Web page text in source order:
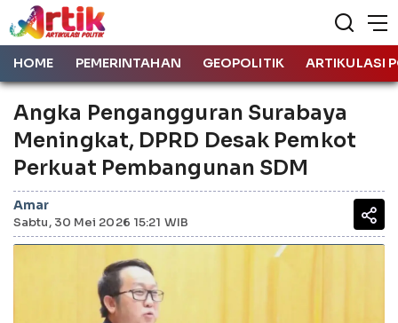
HOME PEMERINTAHAN GEOPOLITIK ARTIKULASI
Angka Pengangguran Surabaya
Meningkat, DPRD Desak Pemkot
Perkuat Pembangunan SDM
Amar
Sabtu, 30 Mei 2026 15:21 WIB